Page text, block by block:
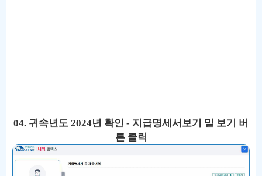
04. 귀속년도 2024년 확인 - 지급명세서보기 밑 보기 버
튼 클릭